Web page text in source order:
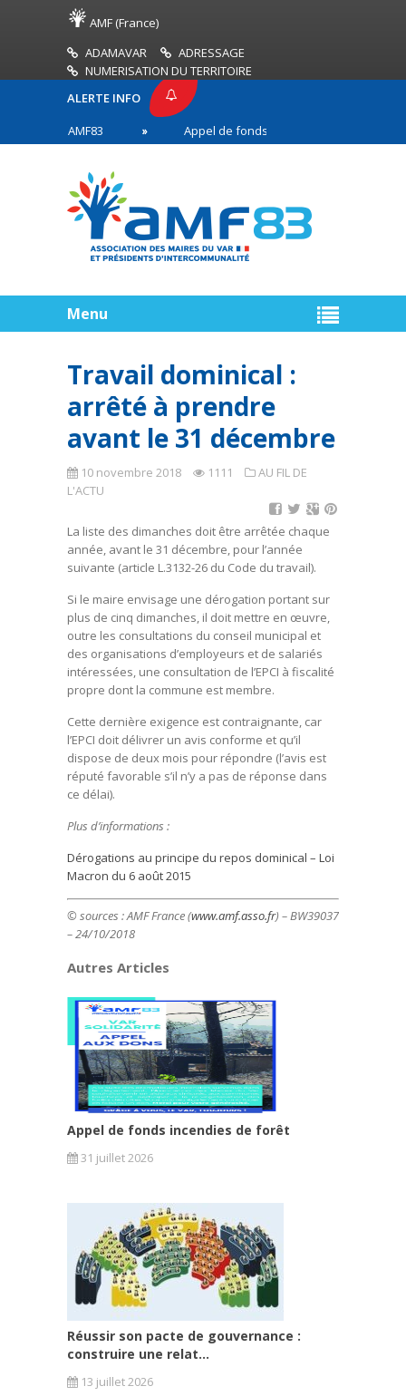
AMF (France)
ADAMAVAR
ADRESSAGE
NUMERISATION DU TERRITOIRE
ALERTE INFO
AMF83
Appel de fonds incendies de forêt
en première ligne
Menu
Travail dominical :
arrêté à prendre
avant le 31 décembre
10 novembre 2018 1111
AU FIL DE
L'ACTU
La liste des dimanches doit être arrêtée chaque
année, avant le 31 décembre, pour l’année
suivante (article L.3132-26 du Code du travail).
Si le maire envisage une dérogation portant sur
plus de cinq dimanches, il doit mettre en œuvre,
outre les consultations du conseil municipal et
des organisations d’employeurs et de salariés
intéressées, une consultation de l’EPCI à fiscalité
propre dont la commune est membre.
Cette dernière exigence est contraignante, car
l’EPCI doit délivrer un avis conforme et qu’il
dispose de deux mois pour répondre (l’avis est
réputé favorable s’il n’y a pas de réponse dans
ce délai).
Plus d’informations :
Dérogations au principe du repos dominical – Loi
Macron du 6 août 2015
© sources : AMF France (www.amf.asso.fr) – BW39037
– 24/10/2018
Autres Articles
Appel de fonds incendies de forêt
31 juillet 2026
Réussir son pacte de gouvernance :
construire une relat...
13 juillet 2026